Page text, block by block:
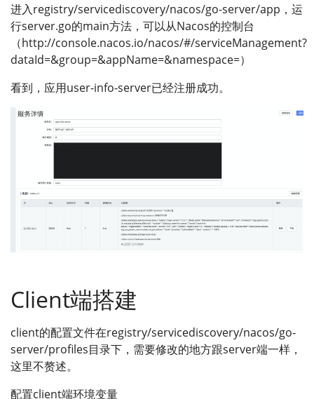
进入registry/servicediscovery/nacos/go-server/app，运
行server.go的main方法，可以从Nacos的控制台
（http://console.nacos.io/nacos/#/serviceManagement?
dataId=&group=&appName=&namespace=）
看到，应用user-info-server已经注册成功。
Client端搭建
client的配置文件在registry/servicediscovery/nacos/go-
server/profiles目录下，需要修改的地方跟server端一样，
这里不赘述。
配置client端环境变量